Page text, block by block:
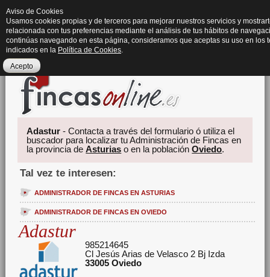
Adastur - Contacta a través del formulario ó utiliza el
buscador para localizar tu Administración de Fincas en
la provincia deAsturias o en la poblaciónOviedo.
Tal vez te interesen:
ADMINISTRADOR DE FINCAS EN ASTURIAS
ADMINISTRADOR DE FINCAS EN OVIEDO
Adastur
985214645
Cl Jesús Arias de Velasco 2 Bj Izda
33005 Oviedo
Aviso de Cookies
Usamos cookies propias y de terceros para mejorar nuestros servicios y
relacionada con tus preferencias mediante el análisis de tus hábitos de
continúas navegando en esta página, consideramos que aceptas su uso en los
indicados en la Política de Cookies.
Acepto